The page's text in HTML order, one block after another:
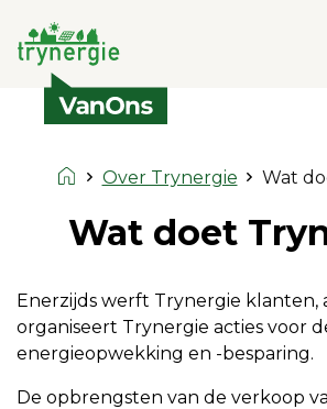
Over Trynergie Wat
Wat doet
Enerzijds werft Trynergie klanten,
organiseert Trynergie acties voor
energieopwekking en -besparing.
De opbrengsten van de verkoop